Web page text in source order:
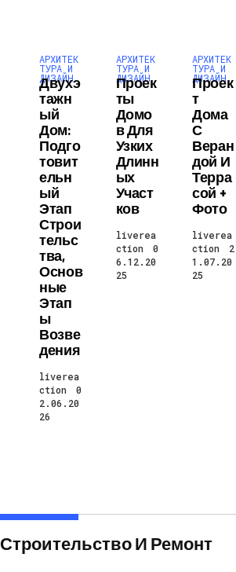
АРХИТЕК
ТУРА И
ДИЗАЙН
Двухэ
Тажн
Ый
Дом:
Подго
Товит
Ельн
Ый
Этап
Строи
Тельс
Тва,
Основ
Ные
Этап
Ы
Возве
Дения
liverea
ction
0
2.06.20
26
АРХИТЕК
ТУРА И
ДИЗАЙН
Проек
Ты
Домо
В Для
Узких
Длинн
Ых
Участ
Ков
liverea
ction
0
6.12.20
25
АРХИТЕК
ТУРА И
ДИЗАЙН
Проек
Т
Дома
С
Веран
Дой И
Терра
Сой +
Фото
liverea
ction
2
1.07.20
25
Строительство И Ремонт